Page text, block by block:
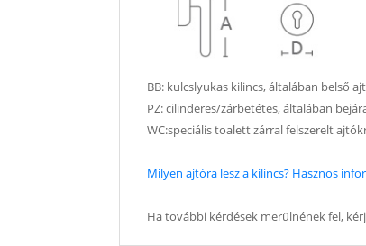
BB: kulcslyukas kilincs, általában belső
PZ: cilinderes/zárbetétes, általában
WC:speciális toalett zárral felszerelt
Milyen ajtóra lesz a kilincs? Hasznos
Ha további kérdések merülnének fel,